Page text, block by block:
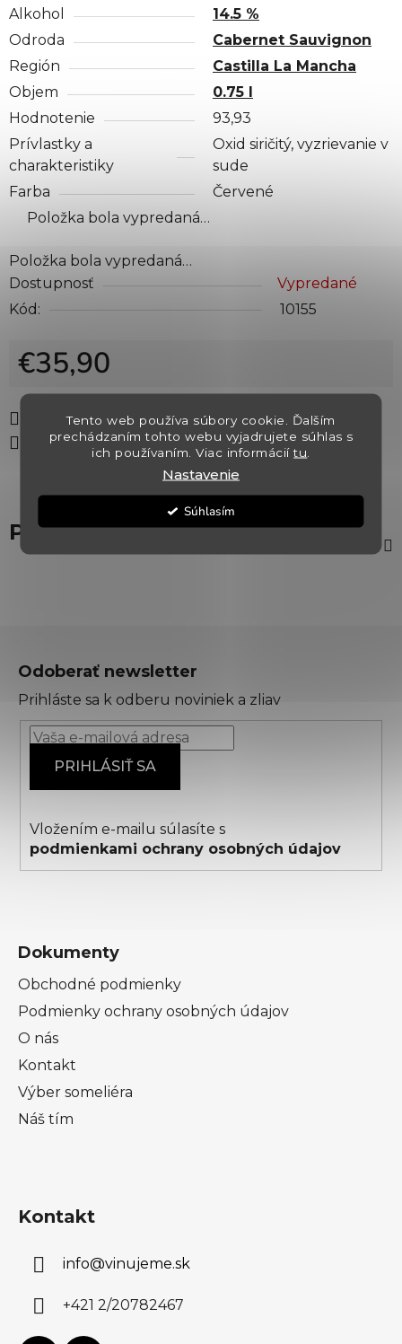
Tento web používa súbory cookie. Ďalším
prechádzaním tohto webu vyjadrujete súhlas s
ich používaním. Viac informáciítu
Nastavenie
Súhlasím
Alkohol
14.5 %
Odroda
Cabernet Sauvignon
Región
Castilla La Mancha
Objem
0.75 l
Hodnotenie
93,93
Prívlastky a
charakteristiky
Oxid siričitý, vyzrievanie v
sude
Farba
Červené
Položka bola vypredaná…
Položka bola vypredaná…
Dostupnosť
Vypredané
Kód:
10155
€35,90
Jednotková cena:
Opýtať sa
Strážiť
Zdieľať
Popis
Odoberať newsletter
Prihláste sa k odberu noviniek a zliav
PRIHLÁSIŤ SA
Vložením e-mailu súlasíte s
podmienkami ochrany osobných údajov
Dokumenty
Obchodné podmienky
Podmienky ochrany osobných údajov
O nás
Kontakt
Výber someliéra
Náš tím
Kontakt
info@vinujeme.sk
+421 2/20782467